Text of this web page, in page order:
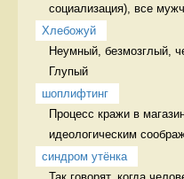
социализация), все
Хлебожуй
Неумный, безмозглый,
Глупый
шоплифтинг
Процесс кражи в
идеологическим
синдром утёнка